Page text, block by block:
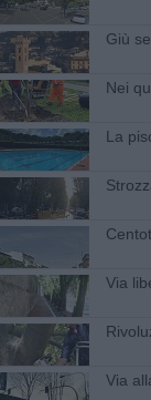
Giù
Nei
La
Via
Via